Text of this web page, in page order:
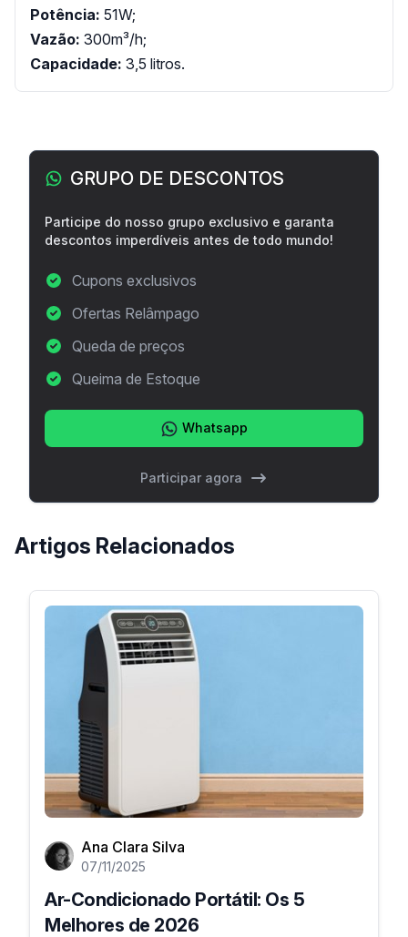
Potência: 51W;
Vazão: 300m³/h;
Capacidade: 3,5 litros.
Barra lateral
GRUPO DE DESCONTOS
Participe do nosso grupo exclusivo e garanta
descontos imperdíveis antes de todo mundo!
Cupons exclusivos
Ofertas Relâmpago
Queda de preços
Queima de Estoque
Whatsapp
Participar agora
Artigos Relacionados
Ana Clara Silva
07/11/2025
Ar-Condicionado Portátil: Os 5
Melhores de 2026